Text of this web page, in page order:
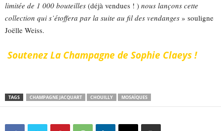
limitée de 1 000 bouteilles (déjà vendues ! ) nous lançons cette
collection qui s’étoffera par la suite au fil des vendanges » souligne
Joëlle Weiss.
SoutenezLa Champagne de Sophie Claeys !
TAGS CHAMPAGNE JACQUART CHOUILLY MOSAÏQUES